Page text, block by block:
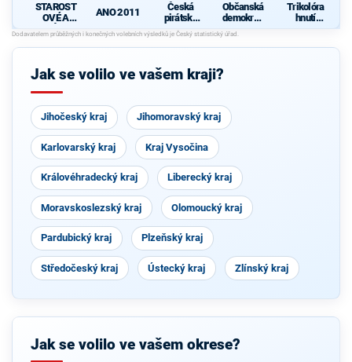
STAROST
OVÉ A
NEZÁVISL
Í
ANO 2011
Česká
pirátská
strana
Občanská
demokrati
cká strana
Trikolóra
hnutí
občanů
Jak se volilo ve vašem kraji?
Jihočeský kraj Jihomoravský kraj
Karlovarský kraj Kraj Vysočina
Královéhradecký kraj Liberecký kraj
Moravskoslezský kraj Olomoucký kraj
Pardubický kraj Plzeňský kraj
Středočeský kraj Ústecký kraj Zlínský kraj
Jak se volilo ve vašem okrese?